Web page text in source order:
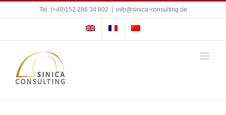
Tel: (+49)152 286 34 802 info@sinica-consulting.de